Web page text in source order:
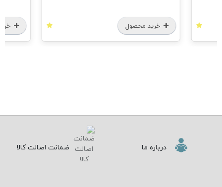
خرید محصول
درباره ما ضمانت اصالت کالا